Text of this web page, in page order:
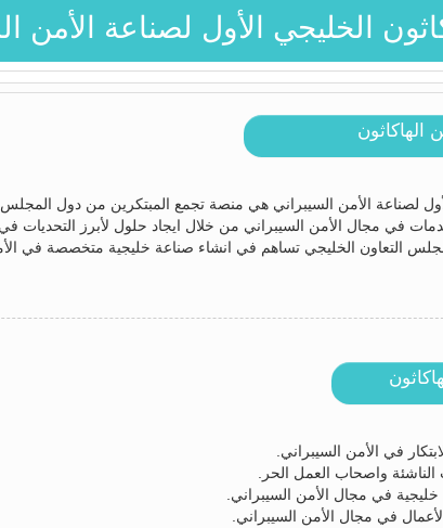
الخليجي الأول لصناعة الأمن
الهاكاثون
لصناعة الأمن السيبراني هي منصة تجمع المبتكرين من دول
في مجال الأمن السيبراني من خلال ايجاد حلول لأبرز التحديات
التعاون الخليجي تساهم في انشاء صناعة خليجية متخصصة في
في الأمن السيبراني.
واصحاب العمل الحر.
خليجية في مجال الأمن السيبراني.
في مجال الأمن السيبراني.